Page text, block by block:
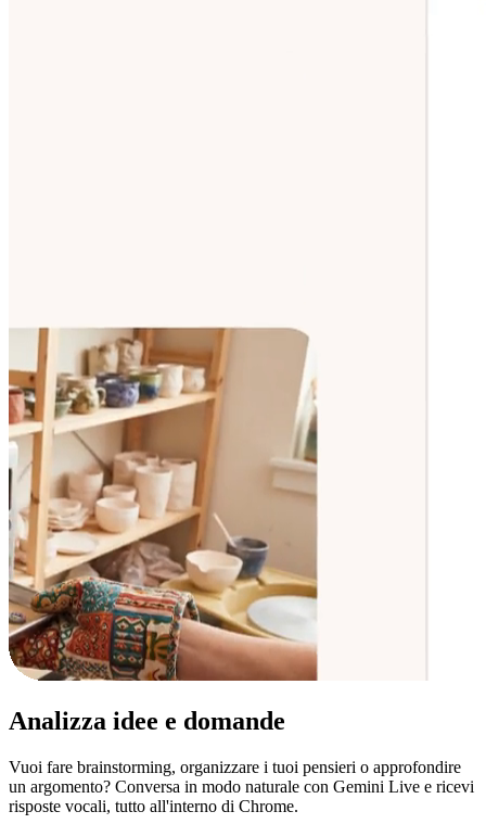
Analizza idee e domande
Vuoi fare brainstorming, organizzare i tuoi pensieri o approfondire
un argomento? Conversa in modo naturale con Gemini Live e ricevi
risposte vocali, tutto all'interno di Chrome.